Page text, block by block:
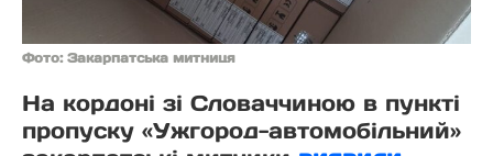
Фото: Закарпатська митниця
На кордоні зі Словаччиною в пункті
пропуску «Ужгород-автомобільний»